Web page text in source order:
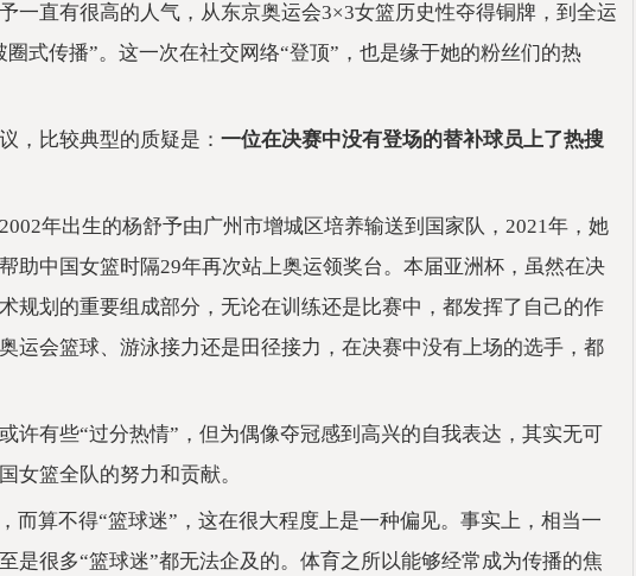
一直有很高的人气，从东京奥运会3×3女篮历史性夺得铜牌，到全运
式传播”。这一次在社交网络“登顶”，也是缘于她的粉丝们的热
，比较典型的质疑是： 一位在决赛中没有登场的替补球员上了热搜
年出生的杨舒予由广州市增城区培养输送到国家队，2021年，她
助中国女篮时隔29年再次站上奥运领奖台。本届亚洲杯，虽然在决
规划的重要组成部分，无论在训练还是比赛中，都发挥了自己的作
运会篮球、游泳接力还是田径接力，在决赛中没有上场的选手，都
许有些“过分热情”，但为偶像夺冠感到高兴的自我表达，其实无可
女篮全队的努力和贡献。
而算不得“篮球迷”，这在很大程度上是一种偏见。事实上，相当一
是很多“篮球迷”都无法企及的。体育之所以能够经常成为传播的焦